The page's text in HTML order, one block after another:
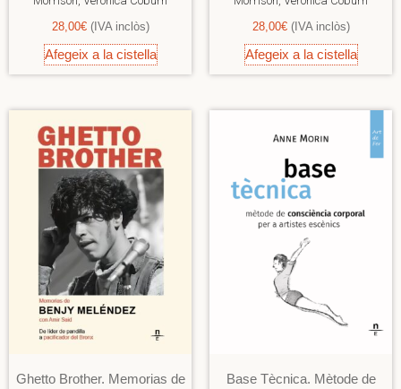
28,00€ (IVA inclòs)
Afegeix a la cistella
28,00€ (IVA inclòs)
Afegeix a la cistella
Ghetto Brother. Memorias de
Base Tècnica. Mètode de